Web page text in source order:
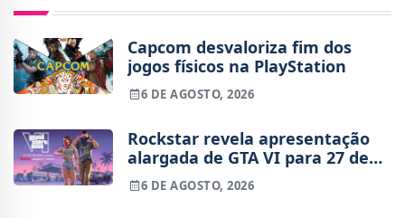
Capcom desvaloriza fim dos
jogos físicos na PlayStation
6 DE AGOSTO, 2026
Rockstar revela apresentação
alargada de GTA VI para 27 de
agosto
6 DE AGOSTO, 2026